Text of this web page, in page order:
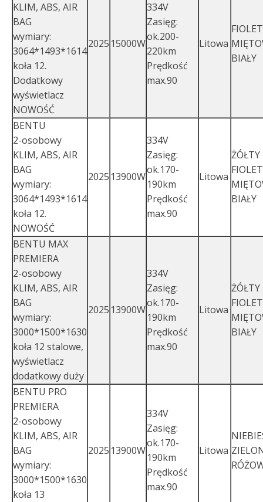
KLIM, ABS, AIR
BAG
wymiary:
3064*1493*1614
koła 12.
Dodatkowy
wyświetlacz
NOWOŚĆ
2025 15000W
334V
Zasięg:
ok.200-
220km
Prędkość
max.90
Litowa
BIAŁY
BENTU
2-osobowy
KLIM, ABS, AIR
BAG
wymiary:
3064*1493*1614
koła 12.
NOWOŚĆ
2025 13900W
334V
Zasięg:
ok.170-
190km
Prędkość
max.90
Litowa
ŻÓŁTY
BIAŁY
BENTU MAX
PREMIERA
2-osobowy
KLIM, ABS, AIR
BAG
wymiary:
3000*1500*1630
koła 12 stalowe,
wyświetlacz
dodatkowy duży
2025 13900W
334V
Zasięg:
ok.170-
190km
Prędkość
max.90
Litowa
ŻÓŁTY
BIAŁY
BENTU PRO
PREMIERA
2-osobowy
KLIM, ABS, AIR
BAG
wymiary:
3000*1500*1630
koła 13
2025 13900W
334V
Zasięg:
ok.170-
190km
Prędkość
max.90
Litowa